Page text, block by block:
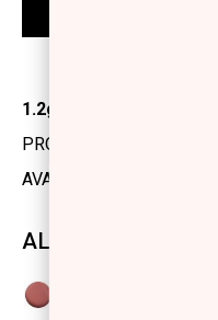
1.2gr
PRODUCT CODE: 1131538
AVAILABILITY: IN STOCK
ALL SHADES